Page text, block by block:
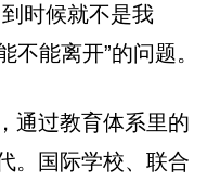
时候就不是我
不能离开”的问题。
通过教育体系里的
。国际学校、联合